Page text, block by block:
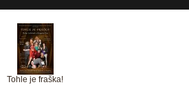
Tohle je fraška!